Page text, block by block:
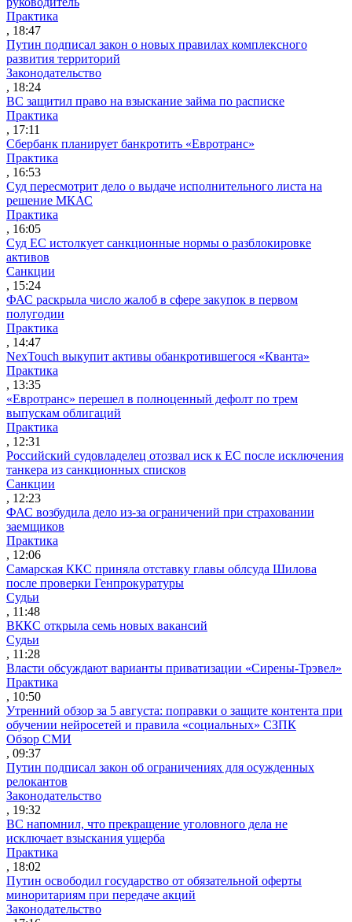
Практика
, 18:47
Путин подписал закон о новых правилах комплексного
развития территорий
Законодательство
, 18:24
ВС защитил право на взыскание займа по расписке
Практика
, 17:11
Сбербанк планирует банкротить «Евротранс»
Практика
, 16:53
Суд пересмотрит дело о выдаче исполнительного листа на
решение МКАС
Практика
, 16:05
Суд ЕС истолкует санкционные нормы о разблокировке
активов
Санкции
, 15:24
ФАС раскрыла число жалоб в сфере закупок в первом
полугодии
Практика
, 14:47
NexTouch выкупит активы обанкротившегося «Кванта»
Практика
, 13:35
«Евротранс» перешел в полноценный дефолт по трем
выпускам облигаций
Практика
, 12:31
Российский судовладелец отозвал иск к ЕС после исключения
танкера из санкционных списков
Санкции
, 12:23
ФАС возбудила дело из-за ограничений при страховании
заемщиков
Практика
, 12:06
Самарская ККС приняла отставку главы облсуда Шилова
после проверки Генпрокуратуры
Судьи
, 11:48
ВККС открыла семь новых вакансий
Судьи
, 11:28
Власти обсуждают варианты приватизации «Сирены-Трэвел»
Практика
, 10:50
Утренний обзор за 5 августа: поправки о защите контента при
обучении нейросетей и правила «социальных» СЗПК
Обзор СМИ
, 09:37
Путин подписал закон об ограничениях для осужденных
релокантов
Законодательство
, 19:32
ВС напомнил, что прекращение уголовного дела не
исключает взыскания ущерба
Практика
, 18:02
Путин освободил государство от обязательной оферты
миноритариям при передаче акций
Законодательство